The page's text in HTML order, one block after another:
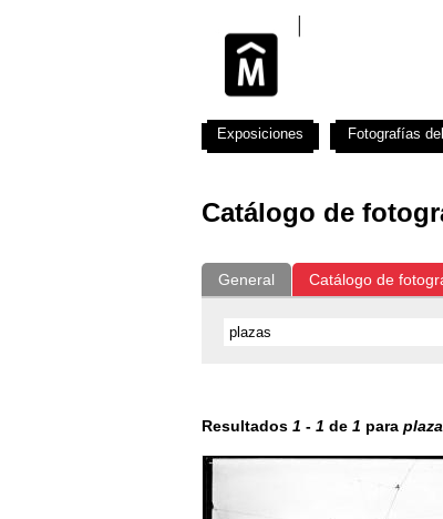
Catálogo de
General Catálogo de
Resultados 1 - 1 de 1 para
Exposiciones Fotografías